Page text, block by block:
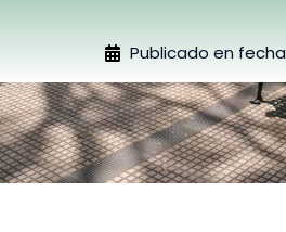
Publicado en fecha